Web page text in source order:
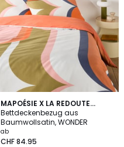
MAPOÉSIE X LA REDOUTE
INTÉRIEURS
Bettdeckenbezug aus
Baumwollsatin, WONDER
ab
CHF 84.95